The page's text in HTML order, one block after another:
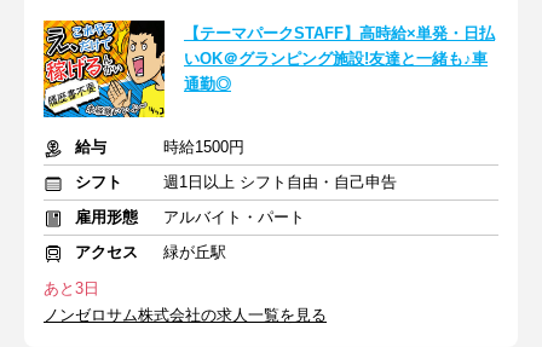
【テーマパークSTAFF】高時給×単発・日払
いOK＠グランピング施設!友達と一緒も♪車
通勤◎
給与
時給1500円
シフト
週1日以上 シフト自由・自己申告
雇用形態
アルバイト・パート
アクセス
緑が丘駅
あと3日
ノンゼロサム株式会社の求人一覧を見る